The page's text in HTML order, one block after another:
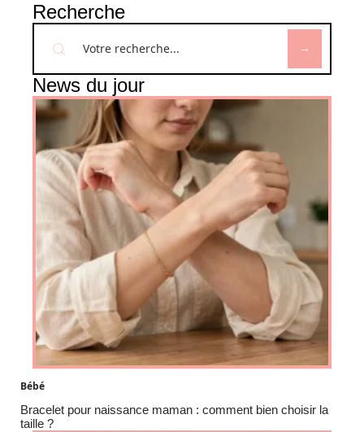
Recherche
News du jour
Bébé
Bracelet pour naissance maman : comment bien choisir la
taille ?